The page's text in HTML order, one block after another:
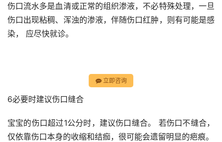
伤口流水多是血清或正常的组织渗液，不必特殊处理，一旦
伤口出现粘稠、浑浊的渗液，伴随伤口红肿，则有可能是感
染， 应尽快就诊。
立即咨询
6必要时建议伤口缝合
宝宝的伤口超过1公分时，建议伤口缝合。 若伤口不缝合，
仅依靠伤口本身的收缩和结痂，很可能会遗留明显的疤痕。